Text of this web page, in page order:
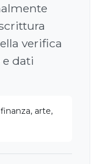
verifica
dati
arte,